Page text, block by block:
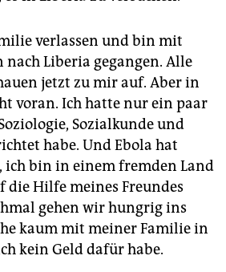
verlassen und bin mit
nach Liberia gegangen. Alle
jetzt zu mir auf. Aber in
voran. Ich hatte nur ein paar
Sozialkunde und
habe. Und Ebola hat
ich bin in einem fremden Land
die Hilfe meines Freundes
gehen wir hungrig ins
kaum mit meiner Familie in
kein Geld dafür habe.